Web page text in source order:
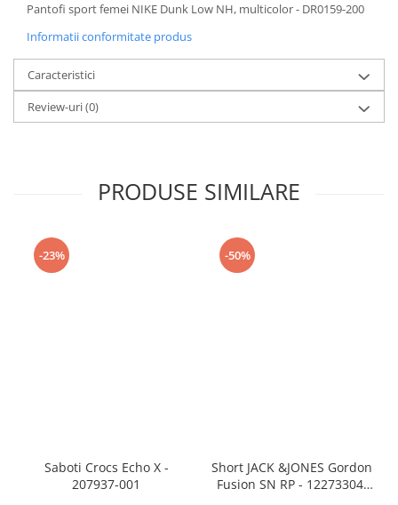
Pantofi sport femei NIKE Dunk Low NH, multicolor - DR0159-200
Informatii conformitate produs
Caracteristici
Review-uri(0)
PRODUSE SIMILARE
-23%
Saboti Crocs Echo X -
207937-001
-50%
Short JACK &JONES Gordon
Fusion SN RP - 12273304-